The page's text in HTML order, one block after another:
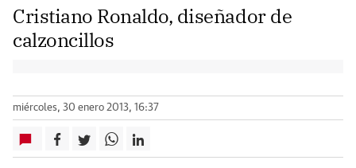
Cristiano Ronaldo, diseñador de
calzoncillos
miércoles, 30 enero 2013, 16:37